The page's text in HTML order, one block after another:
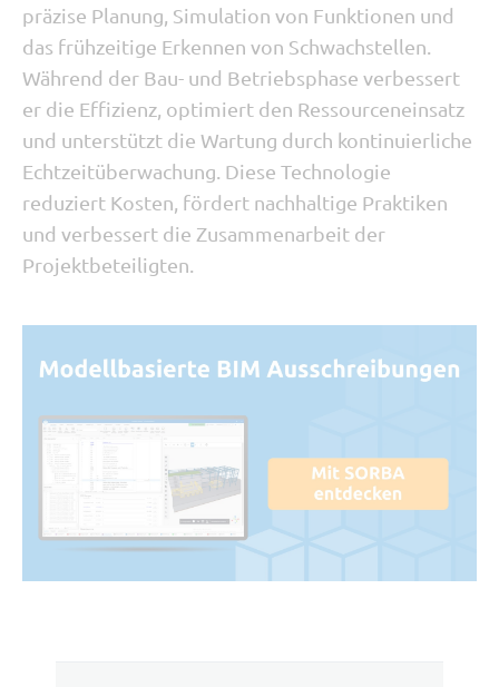
präzise Planung, Simulation von Funktionen und
das frühzeitige Erkennen von Schwachstellen.
Während der Bau- und Betriebsphase verbessert
er die Effizienz, optimiert den Ressourceneinsatz
und unterstützt die Wartung durch kontinuierliche
Echtzeitüberwachung. Diese Technologie
reduziert Kosten, fördert nachhaltige Praktiken
und verbessert die Zusammenarbeit der
Projektbeteiligten.